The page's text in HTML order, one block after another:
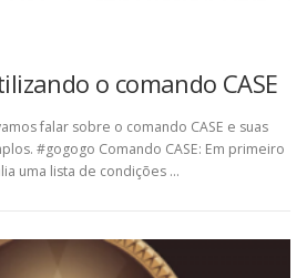
o comando CASE
falar sobre o comando CASE e suas
#gogogo Comando CASE: Em primeiro
uma lista de condições …